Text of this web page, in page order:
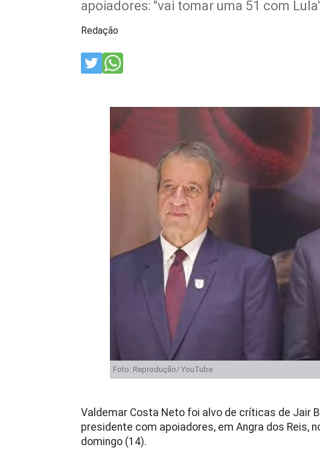
apoiadores: "vai tomar uma 51 com
Redação
Foto: Reprodução/ YouTube
Valdemar Costa Neto foi alvo de críticas de Jair
presidente com apoiadores, em Angra dos Reis,
domingo (14).